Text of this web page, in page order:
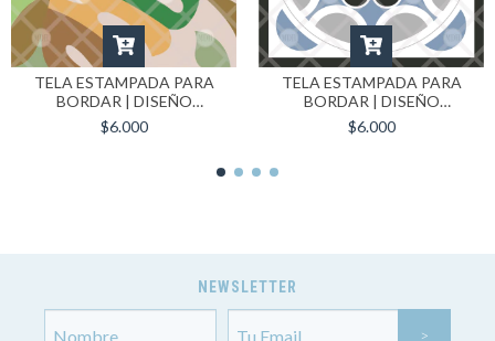
TELA ESTAMPADA PARA
BORDAR | DISEÑO
MONSTERA | FORMATO
30X30 CM
$6.000
TELA ESTAMPADA PARA
BORDAR | DISEÑO
MANDALA A COLOR |
FORMATO 30X30 CM
$6.000
NEWSLETTER